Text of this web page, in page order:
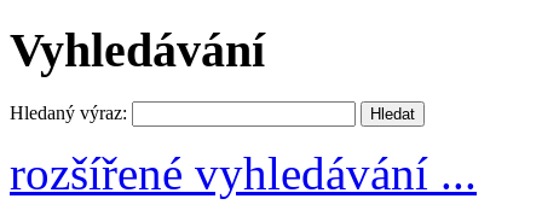
Vyhledávání
Hledaný výraz:
rozšířené vyhledávání ...